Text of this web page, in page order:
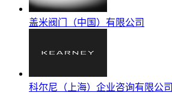
盖米阀门（中国）有限公司
科尔尼（上海）企业咨询有限公司